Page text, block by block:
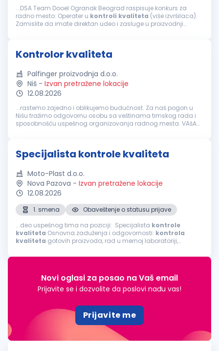
...DSA Team Dooel Ogranak Beograd raspisuje konkurs za
radno mesto: Operater u kontroli kvaliteta (više izvršilaca).
Zamislite da imate direktan udeo i zasluge u proizvodnji
Kontrolor kvaliteta
Palfinger proizvodnja d.o.o.
Niš - Izvan pretražene lokacije
12.08.2026
...rastemo zajedno i oblikujemo budućnost. Za naš pogon u
Nišu tražimo odgovornu osobu sa veštinama timskog rada i
sposobnošću uspešnog organizovanja radnog mesta. VAšA
Specijalista kontrole kvaliteta
Moto-Plast d.o.o.
Nova Pazova - Izvan pretražene lokacije
12.08.2026
1. smena
Obaveštenje o statusu prijave
...deo uspešnog tima na poziciji: Specijalista kontrole
kvaliteta Osnovna zaduženja i odgovornosti: kontrola
kvaliteta gotovih proizvoda, rad u mernoj laboratoriji,
vizuelnakontrola...
Novi oglasi za posao na Vaš email
Prijavite se i dozvolite da poslovi nađu vas!
Prijavite me